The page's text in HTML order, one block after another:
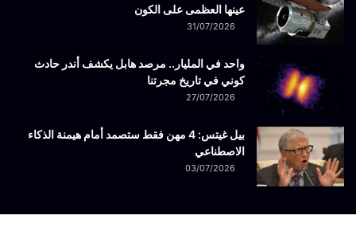
عينها العظمى على الكون
31/07/2026
واحد في المليار.. مرصد هابل يكشف أندر حادث
كوني في تاريخ مجرتنا
27/07/2026
بيل غيتس: 4 مهن فقط ستصمد أمام هيمنة الذكاء
الاصطناعي
03/07/2026